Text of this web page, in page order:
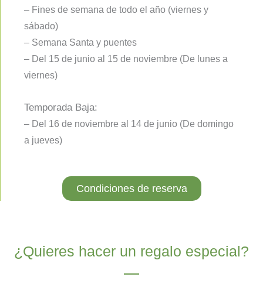
– Fines de semana de todo el año (viernes y
sábado)
– Semana Santa y puentes
– Del 15 de junio al 15 de noviembre (De lunes a
viernes)
Temporada Baja:
– Del 16 de noviembre al 14 de junio (De domingo
a jueves)
Condiciones de reserva
¿Quieres hacer un regalo especial?